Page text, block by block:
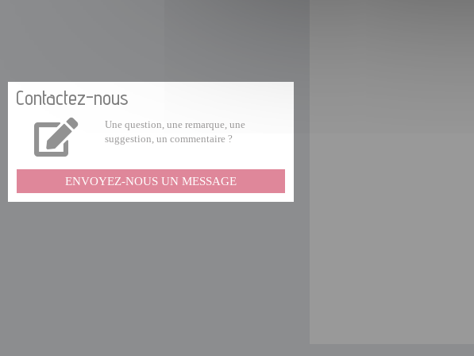
Contactez-nous
Une question, une remarque, une
suggestion, un commentaire ?
ENVOYEZ-NOUS UN MESSAGE